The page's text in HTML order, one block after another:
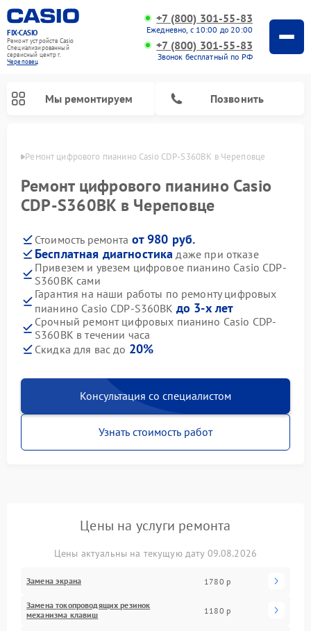
FIX-CASIO
Ремонт устройств Casio
Специализированный
cервисный центр г.
Череповец
+7 (800) 301-55-83
Ежедневно, с 10:00 до 20:00
+7 (800) 301-55-83
Звонок бесплатный по РФ
Мы ремонтируем Позвонить
Ремонт цифрового пианино Casio CDP-S360BK в Череповце
Ремонт цифрового пианино Casio
CDP-S360BK в Череповце
Стоимость ремонта от 980 руб.
Бесплатная диагностика даже при отказе
Привезем и увезем цифровое пианино Casio CDP-
S360BK сами
Гарантия на наши работы по ремонту цифровых
пианино Casio CDP-S360BK до 3-х лет
Срочный ремонт цифровых пианино Casio CDP-
S360BK в течении часа
Скидка для вас до 20%
Консультация со специалистом
Узнать стоимость работ
Цены на услуги ремонта
Цены актуальны на текущую дату 09.08.2026
Замена экрана 1780 р
Замена токопроводящих резинок
механизма клавиш
1180 р